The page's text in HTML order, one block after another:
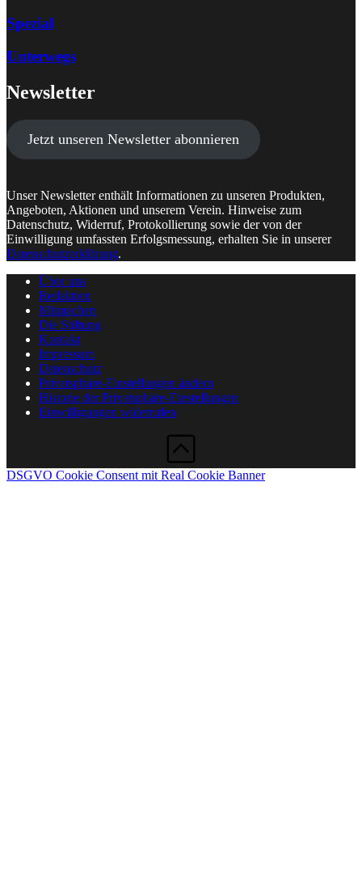
Spezial
Unterwegs
Newsletter
Jetzt unseren Newsletter abonnieren
Unser Newsletter enthält Informationen zu unseren Produkten,
Angeboten, Aktionen und unserem Verein. Hinweise zum
Datenschutz, Widerruf, Protokollierung sowie der von der
Einwilligung umfassten Erfolgsmessung, erhalten Sie in unserer
Datenschutzerklärung.
Über uns
Redaktion
Mitmachen
Die Stiftung
Kontakt
Impressum
Datenschutz
Privatsphäre-Einstellungen ändern
Historie der Privatsphäre-Einstellungen
Einwilligungen widerrufen
DSGVO Cookie Consent mit Real Cookie Banner